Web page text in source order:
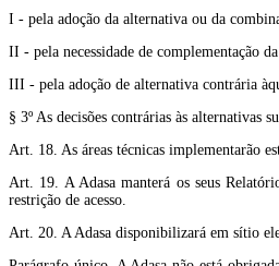
I - pela adoção da alternativa ou da
II - pela necessidade de complementação
III - pela adoção de alternativa contrária
§ 3º As decisões contrárias às alternativas
Art. 18. As áreas técnicas implementarão
Art. 19. A Adasa manterá os seus
restrição de acesso.
Art. 20. A Adasa disponibilizará em sítio